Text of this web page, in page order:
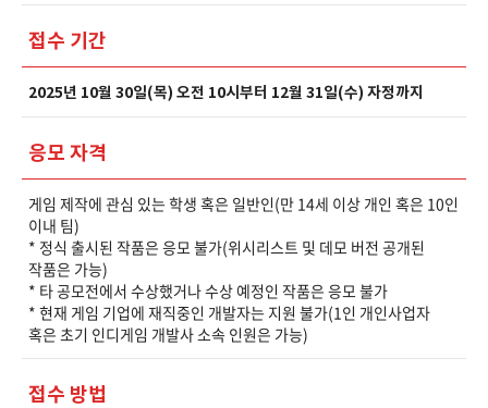
접수 기간
2025년 10월 30일(목) 오전 10시부터 12월 31일(수) 자정까지
응모 자격
게임 제작에 관심 있는 학생 혹은 일반인(만 14세 이상 개인 혹은 10인
이내 팀)
* 정식 출시된 작품은 응모 불가(위시리스트 및 데모 버전 공개된
작품은 가능)
* 타 공모전에서 수상했거나 수상 예정인 작품은 응모 불가
* 현재 게임 기업에 재직중인 개발자는 지원 불가(1인 개인사업자
혹은 초기 인디게임 개발사 소속 인원은 가능)
접수 방법